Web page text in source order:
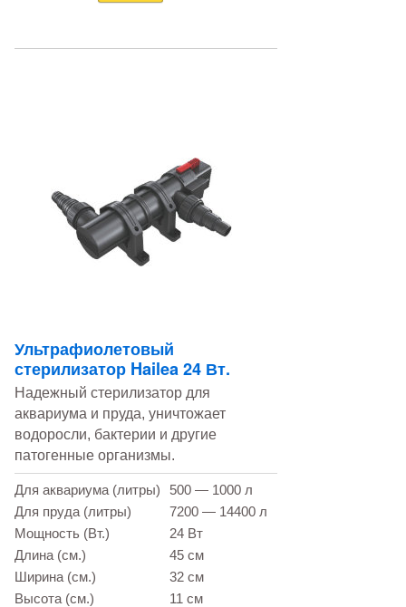
Ультрафиолетовый
стерилизатор Hailea 24 Вт.
Надежный стерилизатор для
аквариума и пруда, уничтожает
водоросли, бактерии и другие
патогенные организмы.
Для аквариума (литры)
500 — 1000 л
Для пруда (литры)
7200 — 14400 л
Мощность (Вт.)
24 Вт
Длина (см.)
45 см
Ширина (см.)
32 см
Высота (см.)
11 см